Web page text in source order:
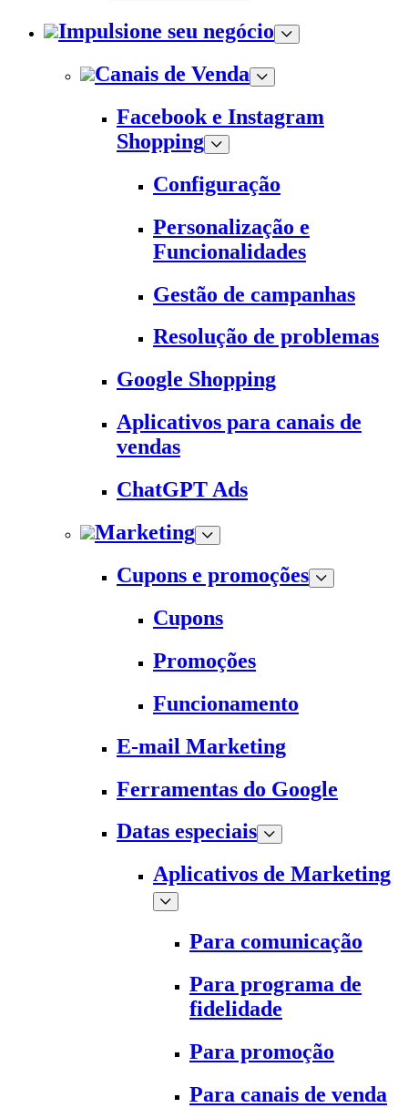
Impulsione seu negócio
Canais de Venda
Facebook e Instagram
Shopping
Configuração
Personalização e
Funcionalidades
Gestão de campanhas
Resolução de problemas
Google Shopping
Aplicativos para canais de
vendas
ChatGPT Ads
Marketing
Cupons e promoções
Cupons
Promoções
Funcionamento
E-mail Marketing
Ferramentas do Google
Datas especiais
Aplicativos de Marketing
Para comunicação
Para programa de
fidelidade
Para promoção
Para canais de venda